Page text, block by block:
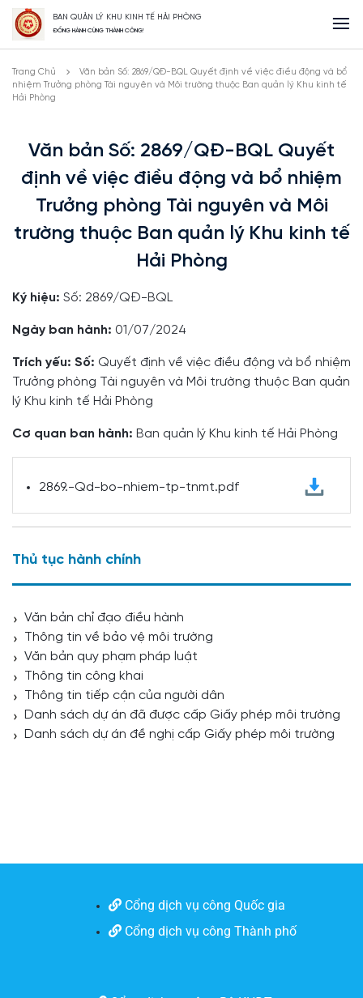
BAN QUẢN LÝ KHU KINH TẾ HẢI PHÒNG
ĐỒNG HÀNH CÙNG THÀNH CÔNG!
Trang Chủ
Văn bản Số: 2869/QĐ-BQL Quyết định về việc điều động và bổ
nhiệm Trưởng phòng Tài nguyên và Môi trường thuộc Ban quản lý Khu kinh tế
Hải Phòng
Văn bản Số: 2869/QĐ-BQL Quyết
định về việc điều động và bổ nhiệm
Trưởng phòng Tài nguyên và Môi
trường thuộc Ban quản lý Khu kinh tế
Hải Phòng
Ký hiệu: Số: 2869/QĐ-BQL
Ngày ban hành: 01/07/2024
Trích yếu: Số: Quyết định về việc điều động và bổ nhiệm
Trưởng phòng Tài nguyên và Môi trường thuộc Ban quản
lý Khu kinh tế Hải Phòng
Cơ quan ban hành: Ban quản lý Khu kinh tế Hải Phòng
2869.-Qd-bo-nhiem-tp-tnmt.pdf
Thủ tục hành chính
Văn bản chỉ đạo điều hành
Thông tin về bảo vệ môi trường
Văn bản quy phạm pháp luật
Thông tin công khai
Thông tin tiếp cận của người dân
Danh sách dự án đã được cấp Giấy phép môi trường
Danh sách dự án đề nghị cấp Giấy phép môi trường
Cổng dịch vụ công Quốc gia
Cổng dịch vụ công Thành phố